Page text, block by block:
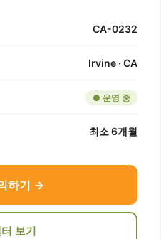
CA-0232
Irvine · CA
● 운영 중
최소 6개월
하기 →
보기